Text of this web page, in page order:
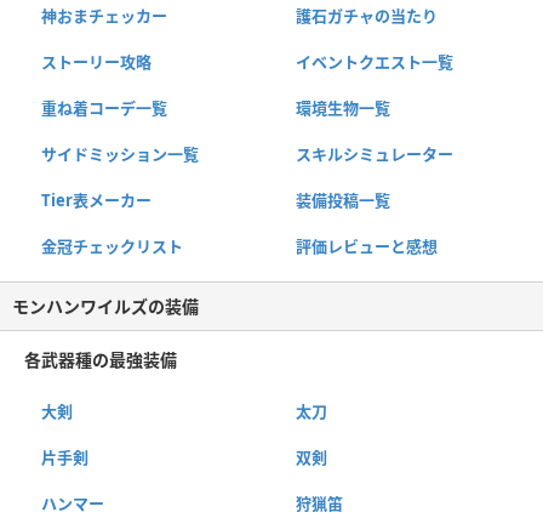
神おまチェッカー 護石ガチャの当たり
ストーリー攻略 イベントクエスト一覧
重ね着コーデ一覧 環境生物一覧
サイドミッション一覧 スキルシミュレーター
Tier表メーカー 装備投稿一覧
金冠チェックリスト 評価レビューと感想
モンハンワイルズの装備
各武器種の最強装備
大剣 太刀
片手剣 双剣
ハンマー 狩猟笛